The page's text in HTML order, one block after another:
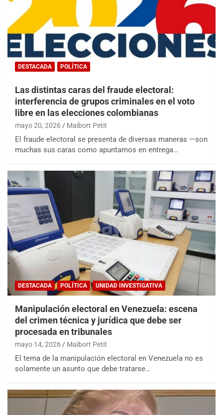
DESTACADA POLÍTICA
Las distintas caras del fraude electoral:
interferencia de grupos criminales en el voto
libre en las elecciones colombianas
mayo 20, 2026 Maibort Petit
El fraude electoral se presenta de diversas maneras —son
muchas sus caras como apuntamos en entrega…
DESTACADA POLÍTICA UNIDAD INVESTIGATIVA
Manipulación electoral en Venezuela: escena
del crimen técnica y jurídica que debe ser
procesada en tribunales
mayo 14, 2026 Maibort Petit
El tema de la manipulación electoral en Venezuela no es
solamente un asunto que debe tratarse…